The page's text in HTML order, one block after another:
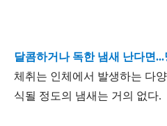
달콤하거나 독한 냄새 난다면
체취는 인체에서 발생하는 다
식될 정도의 냄새는 거의 없다.